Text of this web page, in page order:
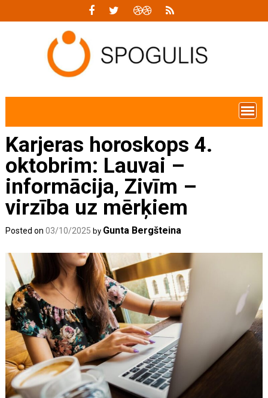
Karjeras horoskops 4.
oktobrim: Lauvai –
informācija, Zivīm –
virzība uz mērķiem
Posted on03/10/2025 by Gunta Bergšteina